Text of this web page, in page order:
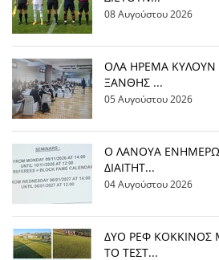
08 Αυγούστου 2026
OΛΑ ΗΡΕΜΑ ΚΥΛΟΥΝ
ΞΑΝΘΗΣ ...
05 Αυγούστου 2026
Ο ΛΑΝΟΥΑ
ΔΙΑΙΤΗΤ...
04 Αυγούστου 2026
ΔΥΟ ΡΕΦ ΚΟΚΚΙΝΟΣ
ΤΟ ΤΕΣΤ...